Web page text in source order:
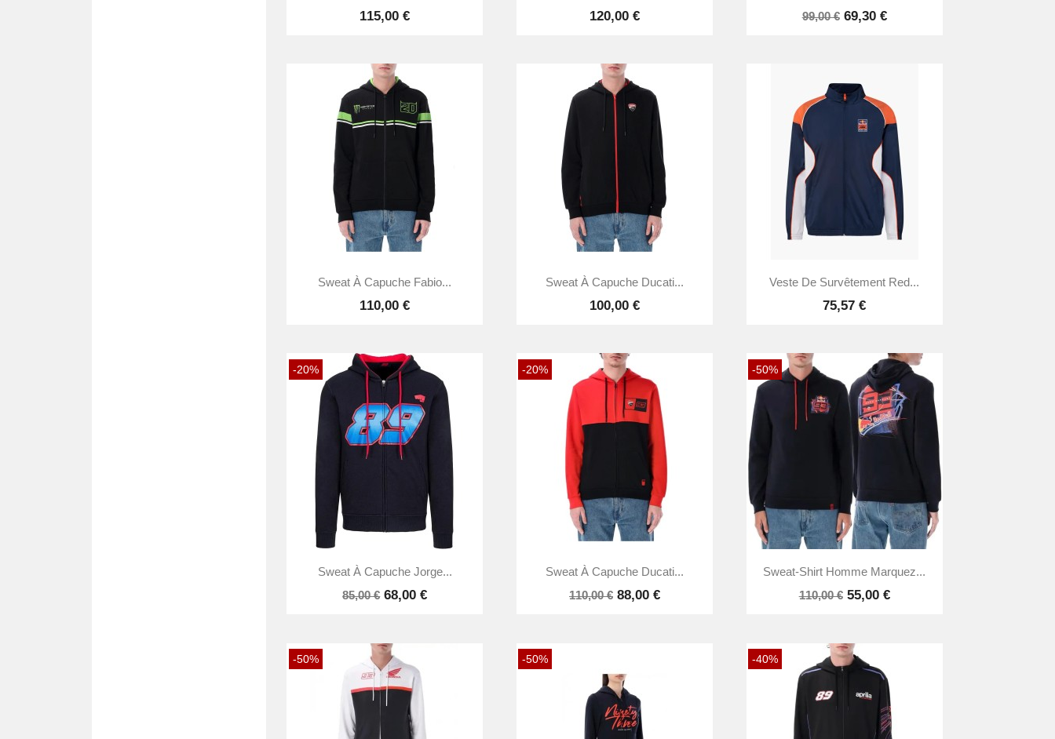
115,00 € 120,00 €
99,00 € 69,30 €
 Aperçu rapide
Sweat À Capuche Fabio...
110,00 €
 Aperçu rapide
Sweat À Capuche Ducati...
100,00 €
Aperçu rapide
Veste De Survêtement Red...
75,57 €
-20%
 Aperçu rapide
Sweat À Capuche Jorge...
85,00 € 68,00 €
-20%
 Aperçu rapide
Sweat À Capuche Ducati...
110,00 € 88,00 €
-50%
Aperçu rapide
Sweat-Shirt Homme Marquez...
110,00 € 55,00 €
-50% -50% -40%